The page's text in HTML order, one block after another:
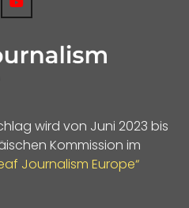
wird von Juni 2023 bis
Kommission im
Journalism Europe“